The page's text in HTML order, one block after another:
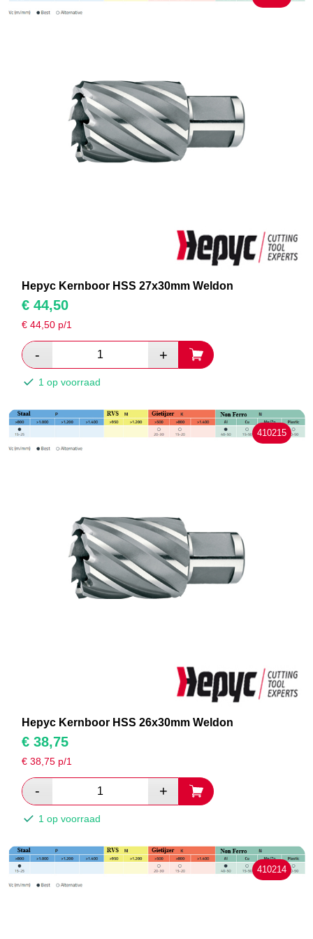
Hepyc Kernboor HSS 27x30mm Weldon
€ 44,50
€44,50 p/1
1 op voorraad
410215
Hepyc Kernboor HSS 26x30mm Weldon
€ 38,75
€38,75 p/1
1 op voorraad
410214